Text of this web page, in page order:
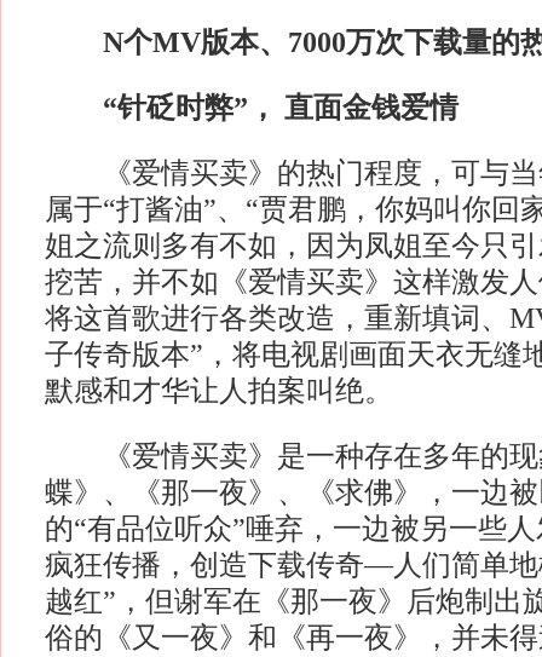
N个MV版本、7000万次下载量的
“针砭时弊”， 直面金钱爱情
《爱情买卖》的热门程度，可与当
属于“打酱油”、“贾君鹏，你妈叫你回
姐之流则多有不如，因为凤姐至今只
挖苦，并不如《爱情买卖》这样激发
将这首歌进行各类改造，重新填词、
子传奇版本”，将电视剧画面天衣无缝
默感和才华让人拍案叫绝。
《爱情买卖》是一种存在多年的现
蝶》、《那一夜》、《求佛》，一边
的“有品位听众”唾弃，一边被另一些
疯狂传播，创造下载传奇—人们简单
越红”，但谢军在《那一夜》后炮制出
俗的《又一夜》和《再一夜》，并未